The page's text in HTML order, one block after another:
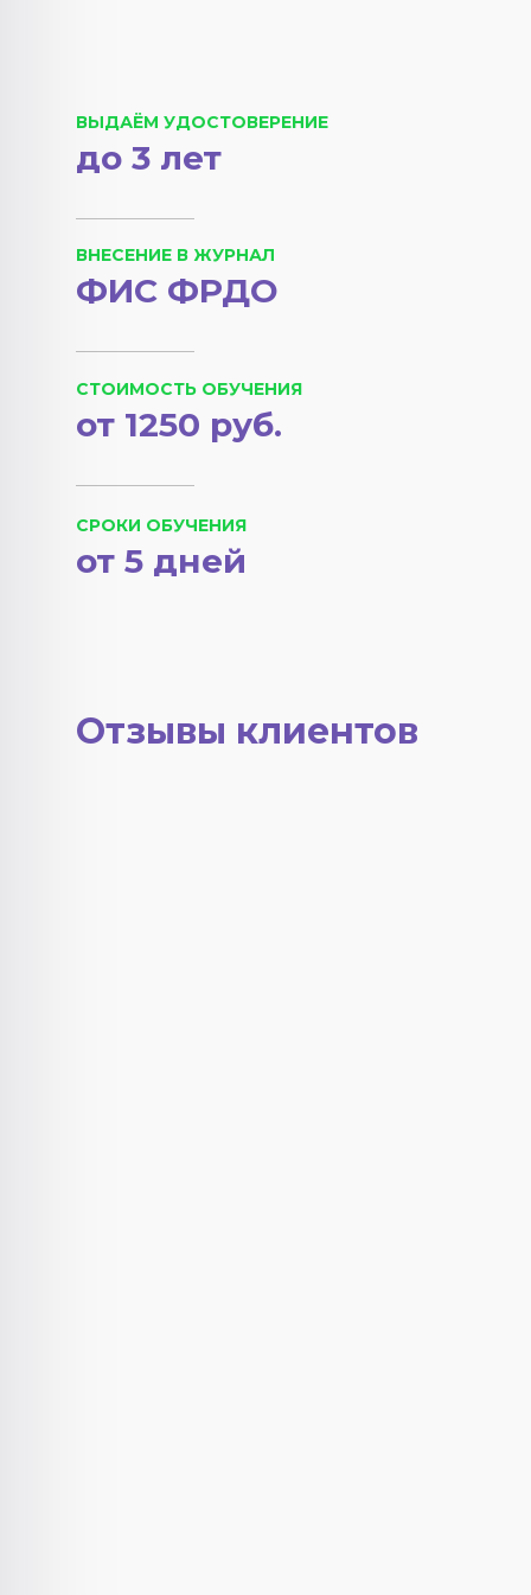
ВЫДАЁМ УДОСТОВЕРЕНИЕ
до 3 лет
ВНЕСЕНИЕ В ЖУРНАЛ
ФИС ФРДО
СРОКИ ОБУЧЕНИЯ
СТОИМОСТЬ ОБУЧЕНИЯ
от 5 дней
от 1250 руб.
Отзывы клиентов